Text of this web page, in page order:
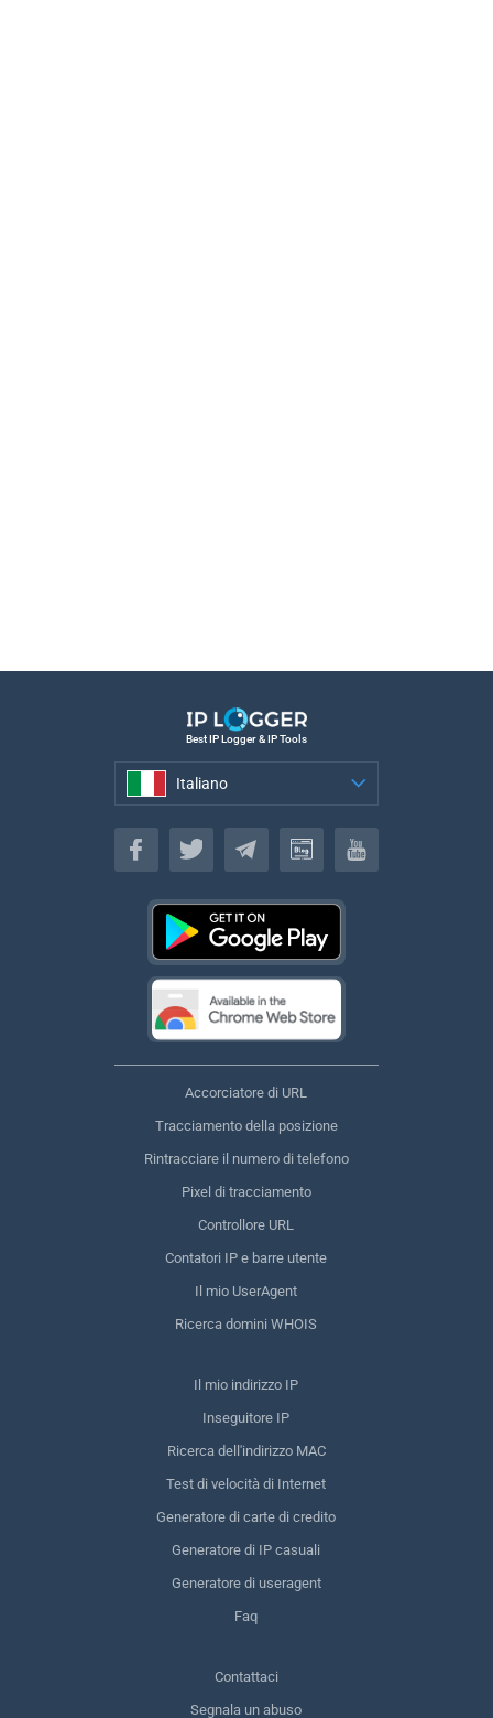
Best IP Logger & IP Tools
Italiano
Italiano
Accorciatore di URL
Tracciamento della posizione
Rintracciare il numero di telefono
Pixel di tracciamento
Controllore URL
Contatori IP e barre utente
Il mio UserAgent
Ricerca domini WHOIS
Il mio indirizzo IP
Inseguitore IP
Ricerca dell'indirizzo MAC
Test di velocità di Internet
Generatore di carte di credito
Generatore di IP casuali
Generatore di useragent
Faq
Contattaci
Segnala un abuso